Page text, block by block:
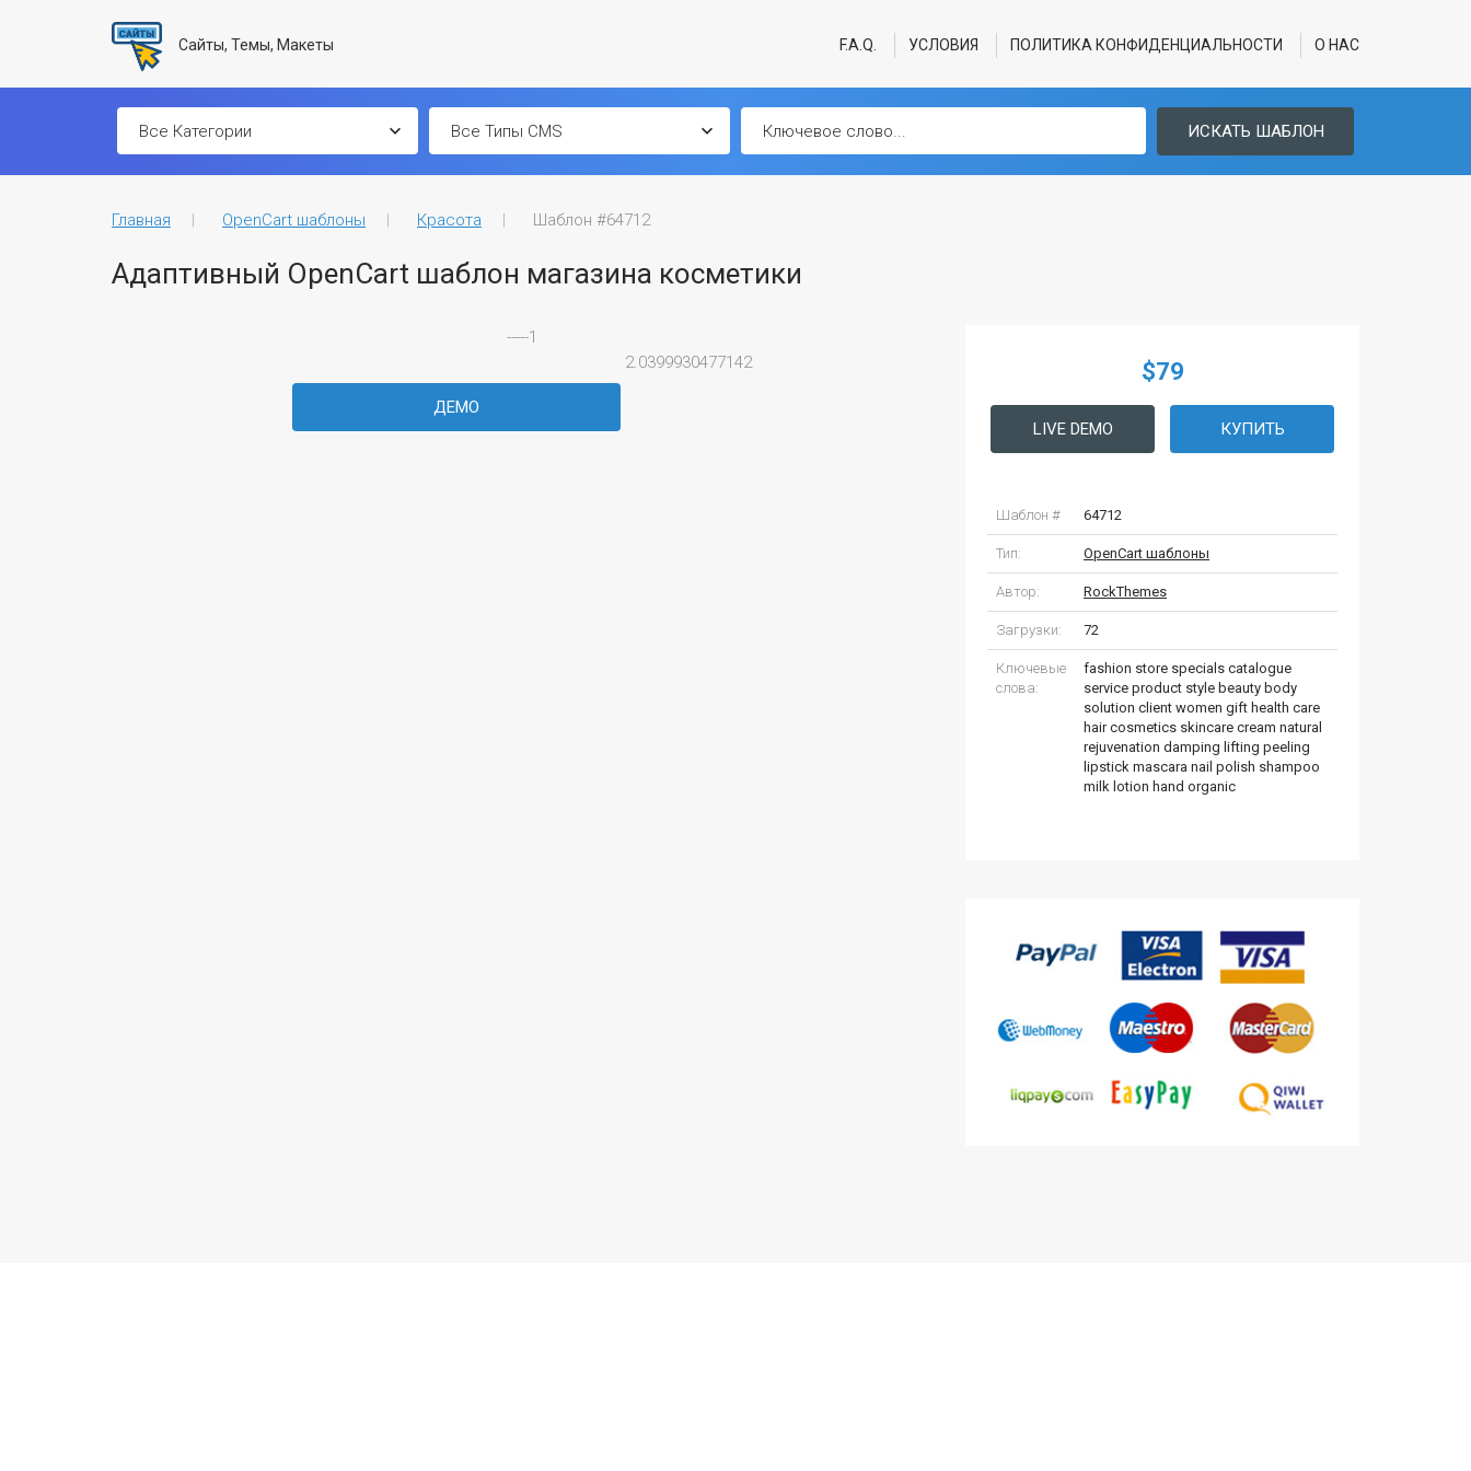
Сайты, Темы, Макеты F.A.Q. УСЛОВИЯ ПОЛИТИКА КОНФИДЕНЦИАЛЬНОСТИ О НАС
ИСКАТЬ ШАБЛОН
Главная OpenCart шаблоны Красота Шаблон #64712
Адаптивный OpenCart шаблон магазина косметики
-----1
ДЕМО
2.0399930477142 $79
LIVE DEMO КУПИТЬ
Шаблон # 64712
Тип: OpenCart шаблоны
Автор: RockThemes
Загрузки: 72
Ключевые
слова:
fashion store specials catalogue
service product style beauty body
solution client women gift health care
hair cosmetics skincare cream natural
rejuvenation damping lifting peeling
lipstick mascara nail polish shampoo
milk lotion hand organic